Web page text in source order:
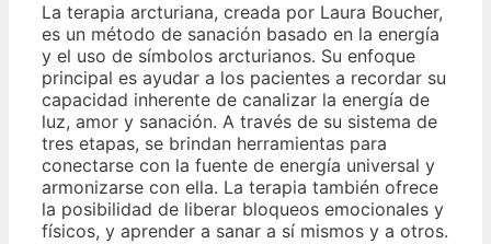
La terapia arcturiana, creada por Laura Boucher,
es un método de sanación basado en la energía
y el uso de símbolos arcturianos. Su enfoque
principal es ayudar a los pacientes a recordar su
capacidad inherente de canalizar la energía de
luz, amor y sanación. A través de su sistema de
tres etapas, se brindan herramientas para
conectarse con la fuente de energía universal y
armonizarse con ella. La terapia también ofrece
la posibilidad de liberar bloqueos emocionales y
físicos, y aprender a sanar a sí mismos y a otros.